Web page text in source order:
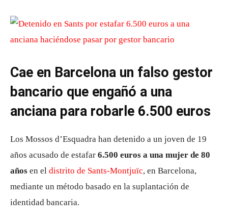
Cae en Barcelona un falso gestor
bancario que engañó a una
anciana para robarle 6.500 euros
Los Mossos d’Esquadra han detenido a un joven de 19
años acusado de estafar 6.500 euros a una mujer de 80
años en el distrito de Sants-Montjuïc, en Barcelona,
mediante un método basado en la suplantación de
identidad bancaria.